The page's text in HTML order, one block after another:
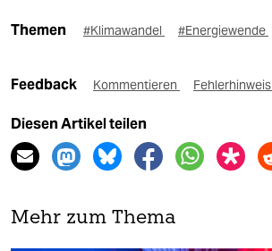
Themen #Klimawandel #Energiewende
Feedback Kommentieren Fehlerhinweis
Diesen Artikel teilen
Mehr zum Thema